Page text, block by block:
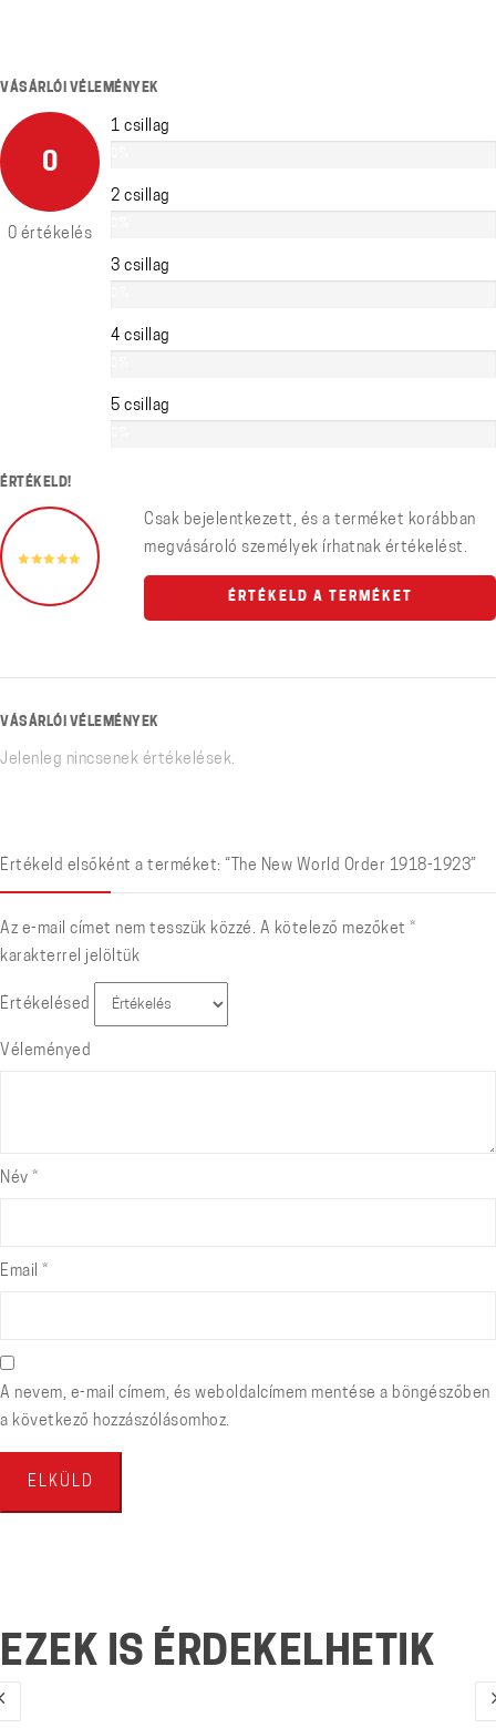
VÁSÁRLÓI VÉLEMÉNYEK
0
0 értékelés
1 csillag
2 csillag
3 csillag
4 csillag
5 csillag
ÉRTÉKELD!
Csak bejelentkezett, és a terméket korábban
megvásároló személyek írhatnak értékelést.
ÉRTÉKELD A TERMÉKET
VÁSÁRLÓI VÉLEMÉNYEK
Jelenleg nincsenek értékelések.
Értékeld elsőként a terméket: “The New World Order 1918-1923”
Az e-mail címet nem tesszük közzé. A kötelező mezőket *
karakterrel jelöltük
Értékelésed
Véleményed
Név *
Email *
A nevem, e-mail címem, és weboldalcímem mentése a böngészőben
a következő hozzászólásomhoz.
EZEK IS ÉRDEKELHETIK